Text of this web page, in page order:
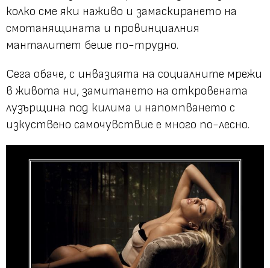
колко сме яки наживо и замаскирането на
смотанящината и провинциалния
манталитет беше по-трудно.
Сега обаче, с инвазията на социалните мрежи
в живота ни, замитането на откровената
лузърщина под килима и напомпването с
изкуствено самочувствие е много по-лесно.